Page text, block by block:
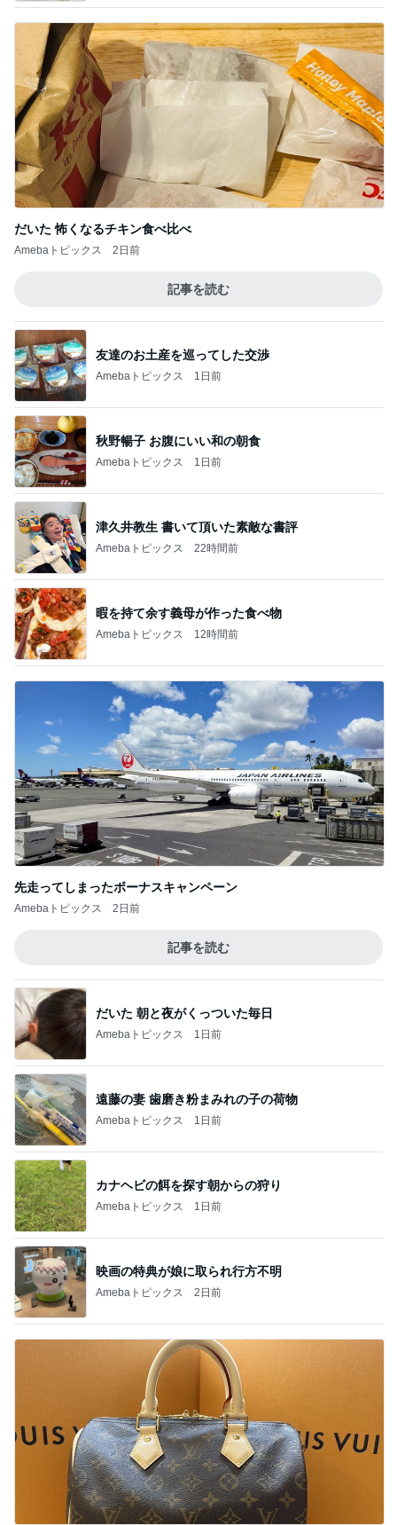
だいた 怖くなるチキン食べ比べ
Amebaトピックス 2日前
記事を読む
友達のお土産を巡ってした交渉
Amebaトピックス 1日前
秋野暢子 お腹にいい和の朝食
Amebaトピックス 1日前
津久井教生 書いて頂いた素敵な書評
Amebaトピックス 22時間前
暇を持て余す義母が作った食べ物
Amebaトピックス 12時間前
先走ってしまったボーナスキャンペーン
Amebaトピックス 2日前
記事を読む
だいた 朝と夜がくっついた毎日
Amebaトピックス 1日前
遠藤の妻 歯磨き粉まみれの子の荷物
Amebaトピックス 1日前
カナヘビの餌を探す朝からの狩り
Amebaトピックス 1日前
映画の特典が娘に取られ行方不明
Amebaトピックス 2日前